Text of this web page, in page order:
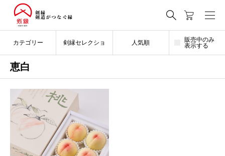
カテゴリー 剣縁セレクショ 人気順
販売中のみ
表示する
恵白